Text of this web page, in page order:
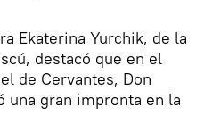
Ekaterina Yurchik, de la
destacó que en el
de Cervantes, Don
una gran impronta en la